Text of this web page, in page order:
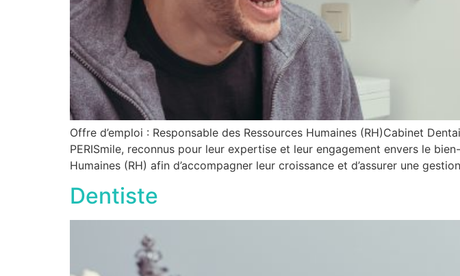
Offre d’emploi : Responsable des Ressources Humaines (RH)Cabinet
PERISmile, reconnus pour leur expertise et leur engagement envers le
Humaines (RH) afin d’accompagner leur croissance et d’assurer une
Dentiste